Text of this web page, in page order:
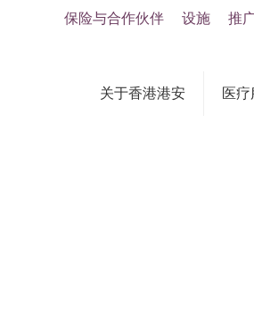
关于香港港安 医疗
保险与合作伙伴 设施 推